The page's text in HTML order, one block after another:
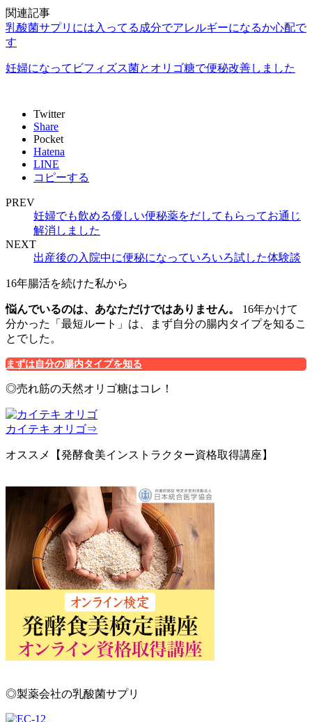
関連記事
乳酸菌サプリには入ってる成分でアレルギーになるか心配で
す
妊婦になってビフィズス菌とオリゴ糖で便秘改善しました
Twitter
Share
Pocket
Hatena
LINE
コピーする
PREV
妊婦でも飲める優しい便秘薬をだしてもらってお通じ
解消しました
NEXT
出産後の入院中に便秘になっていろいろ試した体験談
16年腸活を続けた私から
悩んでいるのは、あなただけではありません。
16年かけて
分かった「最短ルート」は、まず自分の腸内タイプを知るこ
とでした。
まずは自分の腸内タイプを知る
◎売れ筋の天然オリゴ糖はコレ！
カイテキ オリゴ⇒
オススメ【発酵食美インストラクター資格取得講座】
◎製薬会社の乳酸菌サプリ